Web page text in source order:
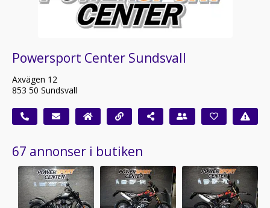
Powersport Center Sundsvall
Axvägen 12
853 50 Sundsvall
67 annonser i butiken